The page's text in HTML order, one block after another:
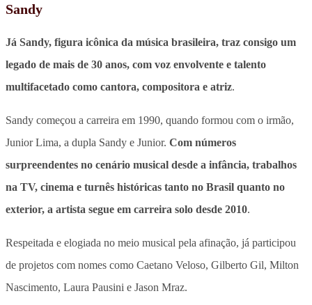
Sandy
Já Sandy, figura icônica da música brasileira, traz consigo um
legado de mais de 30 anos, com voz envolvente e talento
multifacetado como cantora, compositora e atriz.
Sandy começou a carreira em 1990, quando formou com o irmão,
Junior Lima, a dupla Sandy e Junior. Com números
surpreendentes no cenário musical desde a infância, trabalhos
na TV, cinema e turnês históricas tanto no Brasil quanto no
exterior, a artista segue em carreira solo desde 2010.
Respeitada e elogiada no meio musical pela afinação, já participou
de projetos com nomes como Caetano Veloso, Gilberto Gil, Milton
Nascimento, Laura Pausini e Jason Mraz.